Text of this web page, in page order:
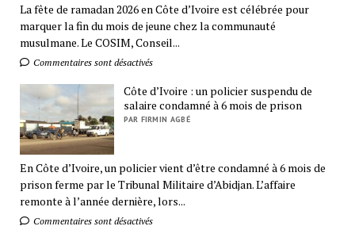
La fête de ramadan 2026 en Côte d’Ivoire est célébrée pour
marquer la fin du mois de jeune chez la communauté
musulmane. Le COSIM, Conseil...
Commentaires sont désactivés
Côte d’Ivoire : un policier suspendu de
salaire condamné à 6 mois de prison
PAR FIRMIN AGBÉ
En Côte d’Ivoire, un policier vient d’être condamné à 6 mois de
prison ferme par le Tribunal Militaire d’Abidjan. L’affaire
remonte à l’année dernière, lors...
Commentaires sont désactivés